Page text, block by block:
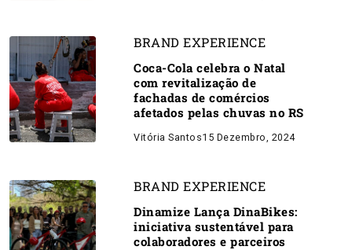
BRAND EXPERIENCE
Coca-Cola celebra o Natal
com revitalização de
fachadas de comércios
afetados pelas chuvas no RS
Vitória Santos15 Dezembro, 2024
BRAND EXPERIENCE
Dinamize Lança DinaBikes:
iniciativa sustentável para
colaboradores e parceiros